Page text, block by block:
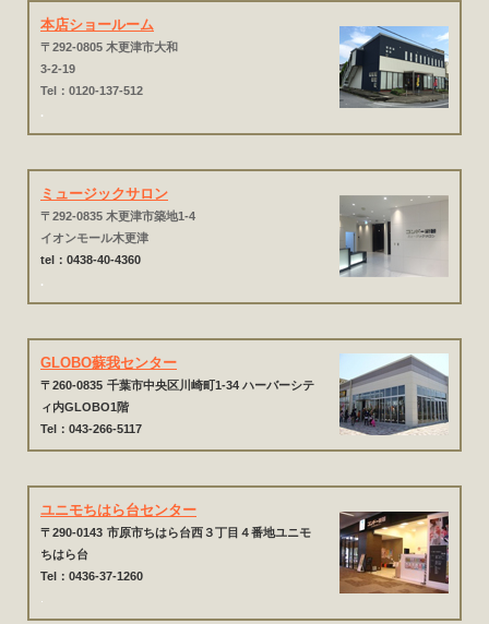
本店ショールーム
〒292-0805 木更津市大和
3-2-19
Tel：0120-137-512
.
ミュージックサロン
〒292-0835 木更津市築地1-4
イオンモール木更津
tel：0438-40-4360
.
GLOBO蘇我センター
〒260-0835 千葉市中央区川崎町1-34 ハーバーシテ
ィ内GLOBO1階
Tel：043-266-5117
ユニモちはら台センター
〒290-0143 市原市ちはら台西３丁目４番地ユニモ
ちはら台
Tel：0436-37-1260